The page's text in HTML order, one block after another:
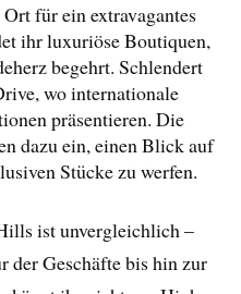
für ein extravagantes
ihr luxuriöse Boutiquen,
begehrt. Schlendert
wo internationale
präsentieren. Die
dazu ein, einen Blick auf
Stücke zu werfen.
ist unvergleichlich –
der Geschäfte bis hin zur